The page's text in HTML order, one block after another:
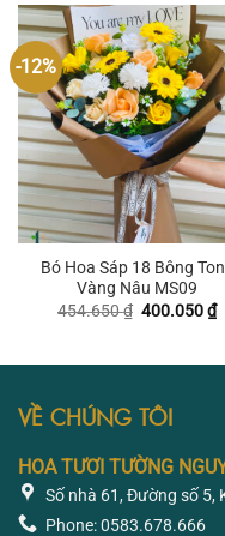
-12%
Bó Hoa Sáp 18 Bông
Vàng Nâu MS09
454.650₫ Giá
400.050₫
VỀ CHÚNG TÔI
HOA TƯƠI TƯỜNG
Số nhà 61, Đường số 5,
Phone: 0583.678.666